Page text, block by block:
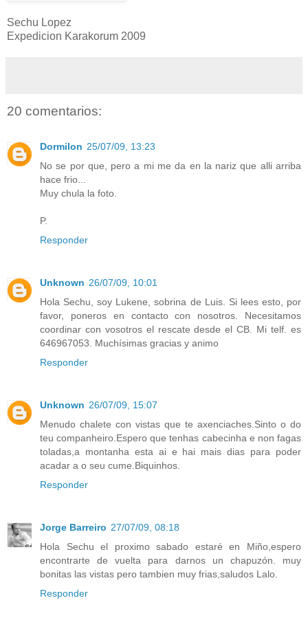
Sechu Lopez
Expedicion Karakorum 2009
20 comentarios:
Dormilon 25/07/09, 13:23
No se por que, pero a mi me da en la nariz que alli arriba
hace frio...
Muy chula la foto.
P.
Responder
Unknown 26/07/09, 10:01
Hola Sechu, soy Lukene, sobrina de Luis. Si lees esto, por
favor, poneros en contacto con nosotros. Necesitamos
coordinar con vosotros el rescate desde el CB. Mi telf. es
646967053. Muchísimas gracias y animo
Responder
Unknown 26/07/09, 15:07
Menudo chalete con vistas que te axenciaches.Sinto o do
teu companheiro.Espero que tenhas cabecinha e non fagas
toladas,a montanha esta ai e hai mais dias para poder
acadar a o seu cume.Biquinhos.
Responder
Jorge Barreiro 27/07/09, 08:18
Hola Sechu el proximo sabado estaré en Miño,espero
encontrarte de vuelta para darnos un chapuzón. muy
bonitas las vistas pero tambien muy frias,saludos Lalo.
Responder